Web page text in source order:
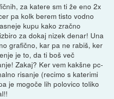
za katere sm ti že eno 2x
pa kolk berem tisto vodno
kupu kako zračno
za dokaj nizek denar! Una
grafično, kar pa ne rabiš, ker
je to, da ti boš več
Zakaj? Ker vem kakšne pc-
risanje (recimo s katerimi
je mogoče lih polovico toliko